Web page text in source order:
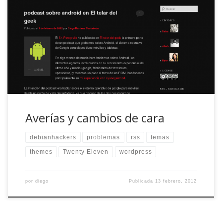
Es muy posible que hayais visto algunos cambios en el
blog, a lo largo del día de hoy. Es que, cuando nos
ponemos, nos ponemos :D. Los líos empezaron el viernes
pasado, justo en el momento en que me quedé sin
conexión a internet, Dabo comentó que fallaba la
sindicación […]
Averías y cambios de cara
debianhackers problemas rss temas
themes Twenty Eleven wordpress
por diego Publicada 13 febrero, 2012